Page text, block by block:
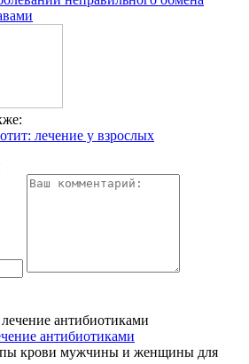
лечение у взрослых
антибиотиками